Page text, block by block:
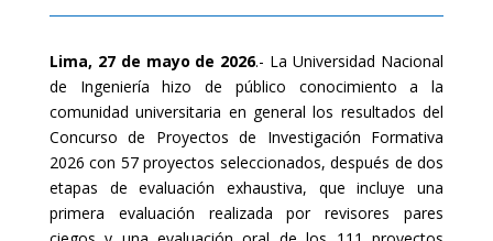
Lima, 27 de mayo de 2026.- La Universidad Nacional
de Ingeniería hizo de público conocimiento a la
comunidad universitaria en general los resultados del
Concurso de Proyectos de Investigación Formativa
2026 con 57 proyectos seleccionados, después de dos
etapas de evaluación exhaustiva, que incluye una
primera evaluación realizada por revisores pares